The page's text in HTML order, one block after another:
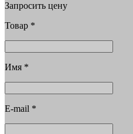
Запросить цену
Товар *
Имя *
E-mail *